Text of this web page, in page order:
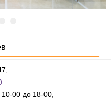
00 до 18-00,